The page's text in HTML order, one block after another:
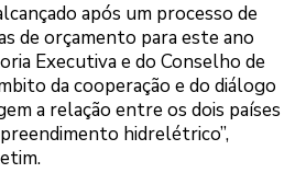
após um processo de
de orçamento para este ano
Executiva e do Conselho de
da cooperação e do diálogo
a relação entre os dois países
hidrelétrico”,